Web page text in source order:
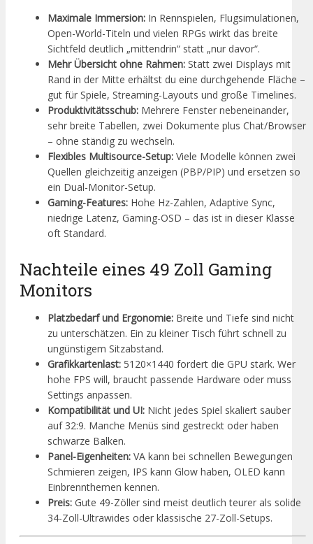
Maximale Immersion: In Rennspielen, Flugsimulationen,
Open-World-Titeln und vielen RPGs wirkt das breite
Sichtfeld deutlich „mittendrin“ statt „nur davor“.
Mehr Übersicht ohne Rahmen: Statt zwei Displays mit
Rand in der Mitte erhältst du eine durchgehende Fläche –
gut für Spiele, Streaming-Layouts und große Timelines.
Produktivitätsschub: Mehrere Fenster nebeneinander,
sehr breite Tabellen, zwei Dokumente plus Chat/Browser
– ohne ständig zu wechseln.
Flexibles Multisource-Setup: Viele Modelle können zwei
Quellen gleichzeitig anzeigen (PBP/PIP) und ersetzen so
ein Dual-Monitor-Setup.
Gaming-Features: Hohe Hz-Zahlen, Adaptive Sync,
niedrige Latenz, Gaming-OSD – das ist in dieser Klasse
oft Standard.
Nachteile eines 49 Zoll Gaming
Monitors
Platzbedarf und Ergonomie: Breite und Tiefe sind nicht
zu unterschätzen. Ein zu kleiner Tisch führt schnell zu
ungünstigem Sitzabstand.
Grafikkartenlast: 5120×1440 fordert die GPU stark. Wer
hohe FPS will, braucht passende Hardware oder muss
Settings anpassen.
Kompatibilität und UI: Nicht jedes Spiel skaliert sauber
auf 32:9. Manche Menüs sind gestreckt oder haben
schwarze Balken.
Panel-Eigenheiten: VA kann bei schnellen Bewegungen
Schmieren zeigen, IPS kann Glow haben, OLED kann
Einbrennthemen kennen.
Preis: Gute 49-Zöller sind meist deutlich teurer als solide
34-Zoll-Ultrawides oder klassische 27-Zoll-Setups.